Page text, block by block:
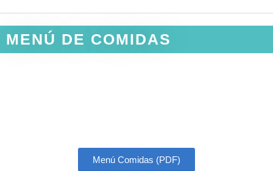
MENÚ DE COMIDAS
Menú Comidas (PDF)